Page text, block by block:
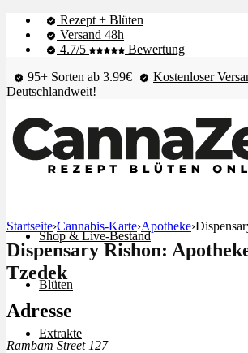
Rezept + Blüten
Versand 48h
4.7/5
Bewertung
95+ Sorten ab 3.99€
Kostenloser
Deutschlandweit!
Shop & Live-Bestand
Blüten
Extrakte
Startseite›Cannabis-Karte›Apotheke›
Dispensary Rishon:
Tzedek
Adresse
Rambam Street 127